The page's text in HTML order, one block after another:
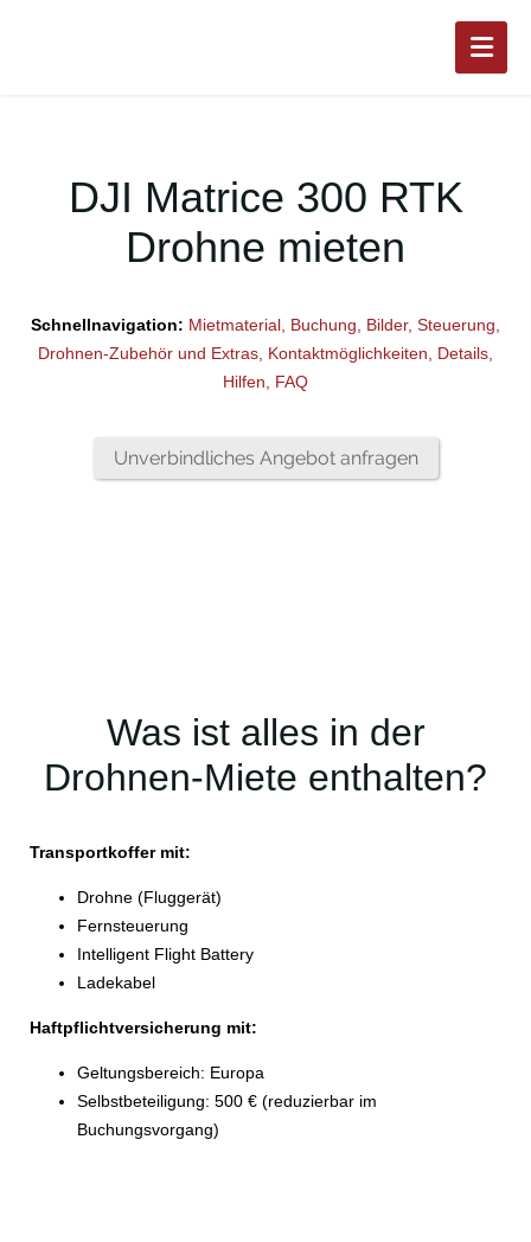
DJI Matrice 300 RTK
Drohne mieten
Schnellnavigation: Mietmaterial, Buchung, Bilder, Steuerung,
Drohnen-Zubehör und Extras, Kontaktmöglichkeiten,
Details,
Hilfen,
FAQ
Unverbindliches Angebot anfragen
Was ist alles in der
Drohnen-Miete enthalten?
Transportkoffer mit:
Drohne (Fluggerät)
Fernsteuerung
Intelligent Flight Battery
Ladekabel
Haftpflichtversicherung mit:
Geltungsbereich: Europa
Selbstbeteiligung: 500 € (reduzierbar im
Buchungsvorgang)